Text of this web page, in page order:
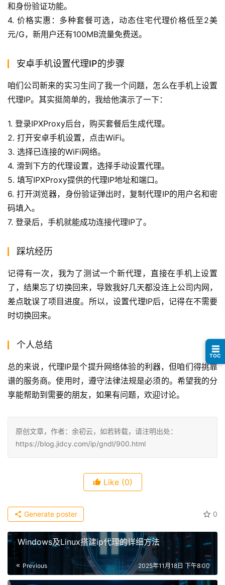
和身份验证功能。
4. 价格实惠：多种套餐可选，动态住宅代理价格低至2美
元/G，新用户还有100MB流量免费送。
安卓手机设置代理IP的步骤
咱们公司新来的实习生问了我一个问题，怎么在手机上设置
代理IP。其实挺简单的，我给他演示了一下：
1. 登录IPXProxy后台，购买套餐后生成代理。
2. 打开安卓手机设置，点击WiFi。
3. 选择已连接的WiFi网络。
4. 滑到下方的代理设置，选择手动设置代理。
5. 填写IPXProxy提供的代理IP地址和端口。
6. 打开浏览器，身份验证弹出时，复制代理IP的用户名和密
码填入。
7. 登录后，手机就能成功连接代理IP了。
踩坑经历
记得有一次，我为了测试一个新代理，直接在手机上设置
了，结果忘了切换回来，导致我好几天都没连上公司内网，
差点耽误了项目进度。所以，设置代理IP后，记得在不需要
时切换回来。
个人总结
总的来说，代理IP是个提升网络体验的利器，但咱们得挑靠
谱的服务商。使用时，遵守法律法规是必须的。希望我的分
享能帮助到需要的朋友，如果有问题，欢迎讨论。
原创文章，作者：余初云，如若转载，请注明出处：
https://blog.jidcy.com/ip/gndl/900.html
Like (0)
0
Generate poster
Windows及Linux搭建ip代理的详细方法
Previous 2025年11月18日 下午8:00
☰
TOC